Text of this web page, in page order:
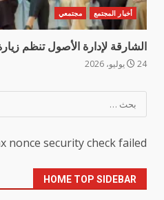
أخبار المجتمع مجتمعي
الشارقة لإدارة الأصول تنظم
24 يوليو، 2026
عن:
nonce security check failed.
HOME TOP SIDEBAR